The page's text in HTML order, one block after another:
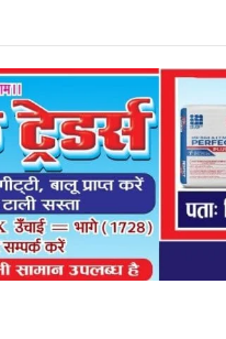
रहे निजी दुकानदार